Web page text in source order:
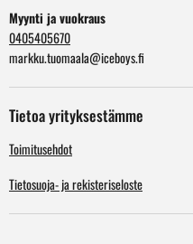
Myynti ja vuokraus
0405405670
markku.tuomaala@iceboys.fi
Tietoa yrityksestämme
Toimitusehdot
Tietosuoja- ja rekisteriseloste